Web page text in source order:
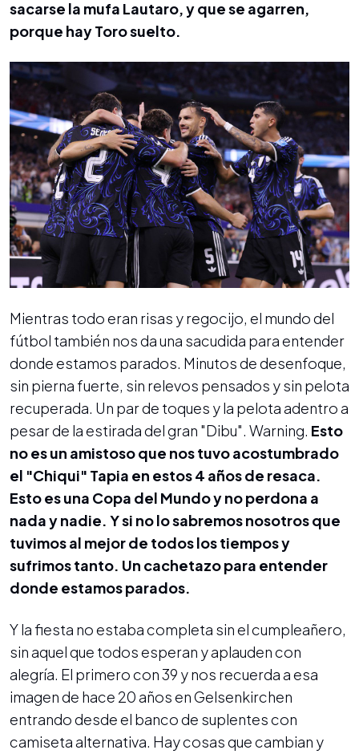
sacarse la mufa Lautaro, y que se agarren,
porque hay Toro suelto.
Mientras todo eran risas y regocijo, el mundo del
fútbol también nos da una sacudida para entender
donde estamos parados. Minutos de desenfoque,
sin pierna fuerte, sin relevos pensados y sin pelota
recuperada. Un par de toques y la pelota adentro a
pesar de la estirada del gran "Dibu". Warning. Esto
no es un amistoso que nos tuvo acostumbrado
el "Chiqui" Tapia en estos 4 años de resaca.
Esto es una Copa del Mundo y no perdona a
nada y nadie. Y si no lo sabremos nosotros que
tuvimos al mejor de todos los tiempos y
sufrimos tanto. Un cachetazo para entender
donde estamos parados.
Y la fiesta no estaba completa sin el cumpleañero,
sin aquel que todos esperan y aplauden con
alegría. El primero con 39 y nos recuerda a esa
imagen de hace 20 años en Gelsenkirchen
entrando desde el banco de suplentes con
camiseta alternativa. Hay cosas que cambian y